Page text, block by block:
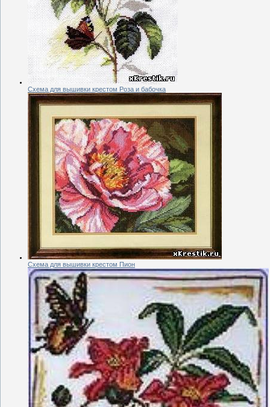
Схема для вышивки крестом Роза и бабочка
Схема для вышивки крестом Пион